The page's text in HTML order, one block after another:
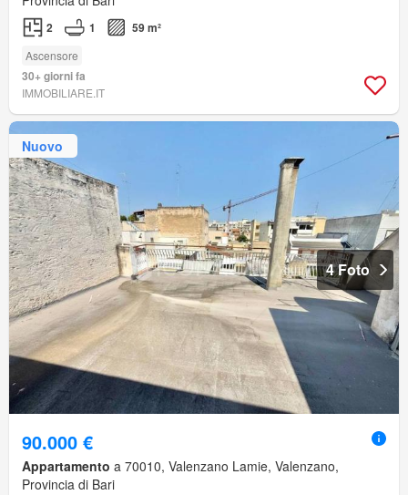
2 1 59 m²
Ascensore
30+ giorni fa
IMMOBILIARE.IT
Nuovo
4 Foto
90.000 €
Appartamento a 70010, Valenzano Lamie, Valenzano,
Provincia di Bari